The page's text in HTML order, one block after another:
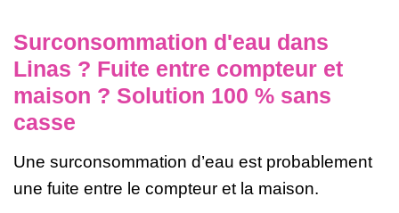
Surconsommation d'eau dans
Linas ? Fuite entre compteur et
maison ? Solution 100 % sans
casse
Une surconsommation d’eau est probablement
une fuite entre le compteur et la maison.